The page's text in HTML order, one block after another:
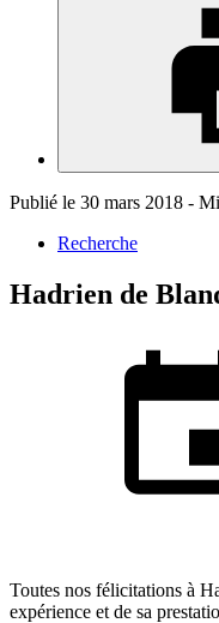
Publié le 30 mars 2018 -
Recherche
Hadrien de
Toutes nos félicitations à
expérience et de sa